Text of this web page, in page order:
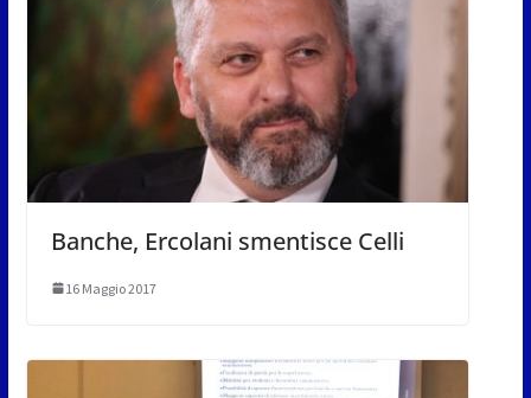
Banche, Ercolani smentisce Celli
16 Maggio 2017